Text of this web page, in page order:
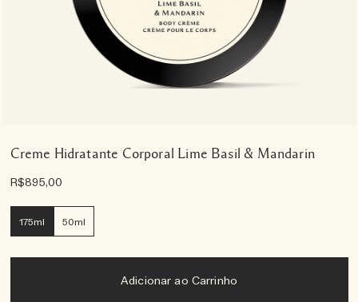
Creme Hidratante Corporal Lime Basil & Mandarin
R$895,00
175ml 50ml
Adicionar ao Carrinho